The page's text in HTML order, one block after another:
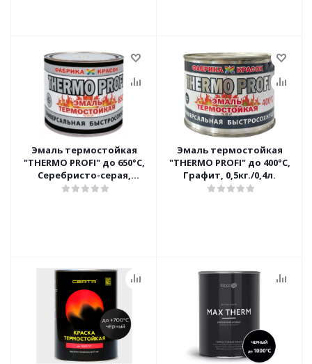
Эмаль термостойкая
"THERMO PROFI" до 650°С,
Серебристо-серая,
0,5кг./0,4л.
Эмаль термостойкая
"THERMO PROFI" до 400°С,
Графит, 0,5кг./0,4л.